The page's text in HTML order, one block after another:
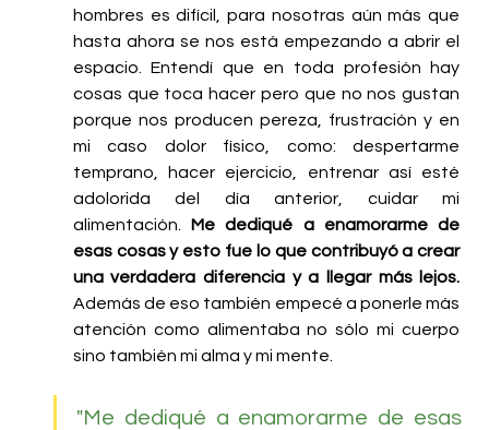
hombres es difícil, para nosotras aún más que
hasta ahora se nos está empezando a abrir el
espacio. Entendí que en toda profesión hay
cosas que toca hacer pero que no nos gustan
porque nos producen pereza, frustración y en
mi caso dolor físico, como: despertarme
temprano, hacer ejercicio, entrenar así esté
adolorida del día anterior, cuidar mi
alimentación. Me dediqué a enamorarme de
esas cosas y esto fue lo que contribuyó a crear
una verdadera diferencia y a llegar más lejos.
Además de eso también empecé a ponerle más
atención como alimentaba no sólo mi cuerpo
sino también mi alma y mi mente.
"Me dediqué a enamorarme de esas